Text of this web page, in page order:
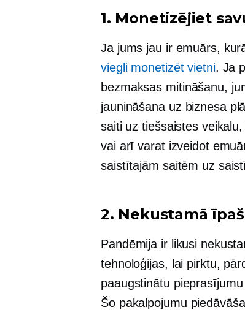
1. Monetizējiet
Ja jums jau ir emuārs,
viegli monetizēt vietni. Ja
bezmaksas mitināšanu,
jaunināšana uz biznesa
saiti uz tiešsaistes
vai arī varat izveidot
saistītajām saitēm uz
2. Nekustamā
Pandēmija ir likusi
tehnoloģijas, lai pirktu,
paaugstinātu
Šo pakalpojumu